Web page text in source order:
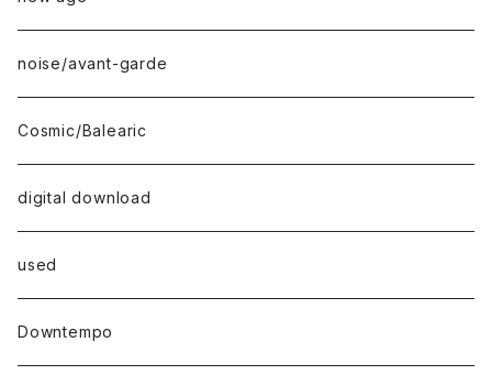
noise/avant-garde
Cosmic/Balearic
digital download
used
Downtempo